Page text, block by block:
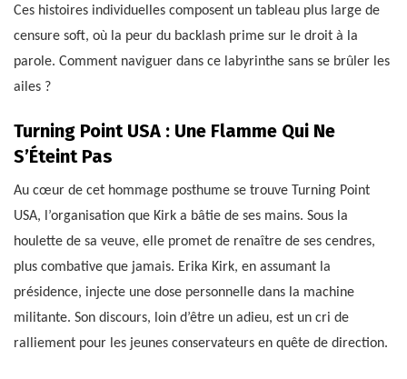
Ces histoires individuelles composent un tableau plus large de
censure soft, où la peur du backlash prime sur le droit à la
parole. Comment naviguer dans ce labyrinthe sans se brûler les
ailes ?
Turning Point USA : Une Flamme Qui Ne
S’Éteint Pas
Au cœur de cet hommage posthume se trouve Turning Point
USA, l’organisation que Kirk a bâtie de ses mains. Sous la
houlette de sa veuve, elle promet de renaître de ses cendres,
plus combative que jamais. Erika Kirk, en assumant la
présidence, injecte une dose personnelle dans la machine
militante. Son discours, loin d’être un adieu, est un cri de
ralliement pour les jeunes conservateurs en quête de direction.